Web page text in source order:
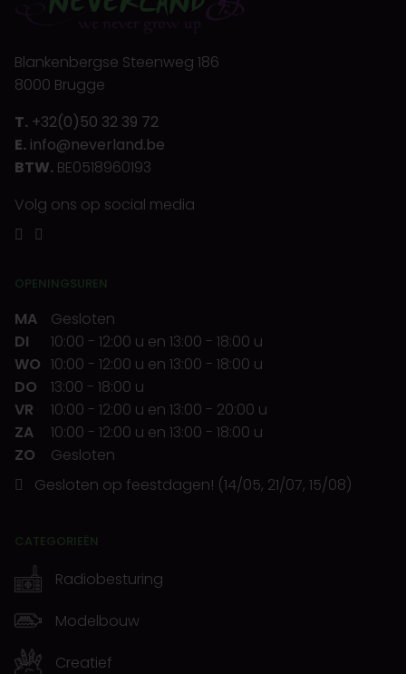
Blankenbergse Steenweg 186
8000 Brugge
T. +32(0)50 32 39 72
E. info@neverland.be
BTW. BE0518960193
Volg ons op social media
OPENINGSUREN
MA
Gesloten
DI
10:00 - 12:00 u en 13:00 - 18:00 u
WO 10:00 - 12:00 u en 13:00 - 18:00 u
DO
13:00 - 18:00 u
VR
10:00 - 12:00 u en 13:00 - 20:00 u
ZA
10:00 - 12:00 u en 13:00 - 18:00 u
ZO
Gesloten
Gesloten op feestdagen! (14/05, 21/07, 15/08)
CATEGORIEËN
Radiobesturing
Modelbouw
Creatief